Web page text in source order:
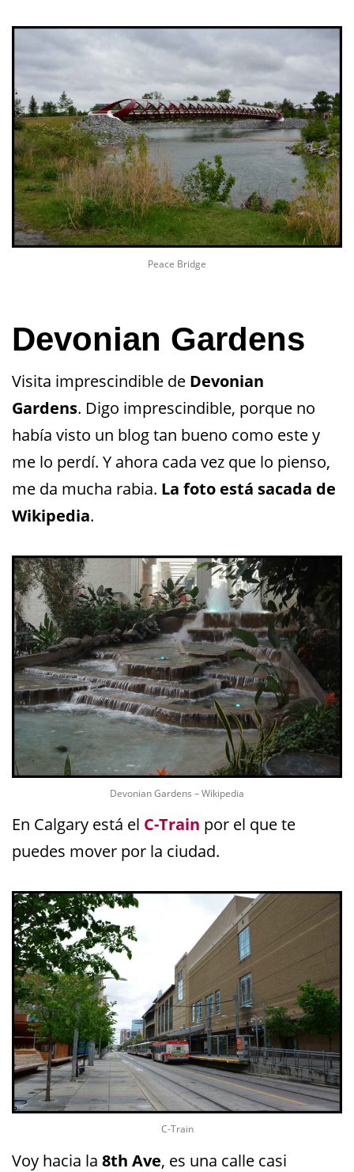
Peace Bridge
Devonian Gardens
Visita imprescindible de Devonian
Gardens. Digo imprescindible, porque no
había visto un blog tan bueno como este y
me lo perdí. Y ahora cada vez que lo pienso,
me da mucha rabia. La foto está sacada de
Wikipedia.
Devonian Gardens – Wikipedia
En Calgary está el C-Train por el que te
puedes mover por la ciudad.
C-Train
Voy hacia la 8th Ave, es una calle casi